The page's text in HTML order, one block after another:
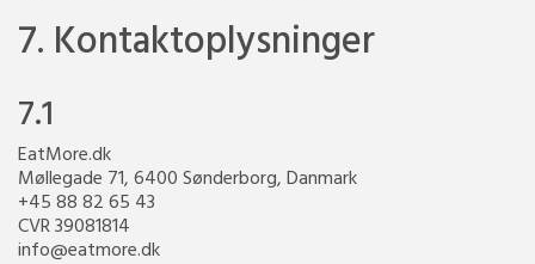
7. Kontaktoplysninger
7.1
EatMore.dk
Møllegade 71, 6400 Sønderborg, Danmark
+45 88 82 65 43
CVR 39081814
info@eatmore.dk